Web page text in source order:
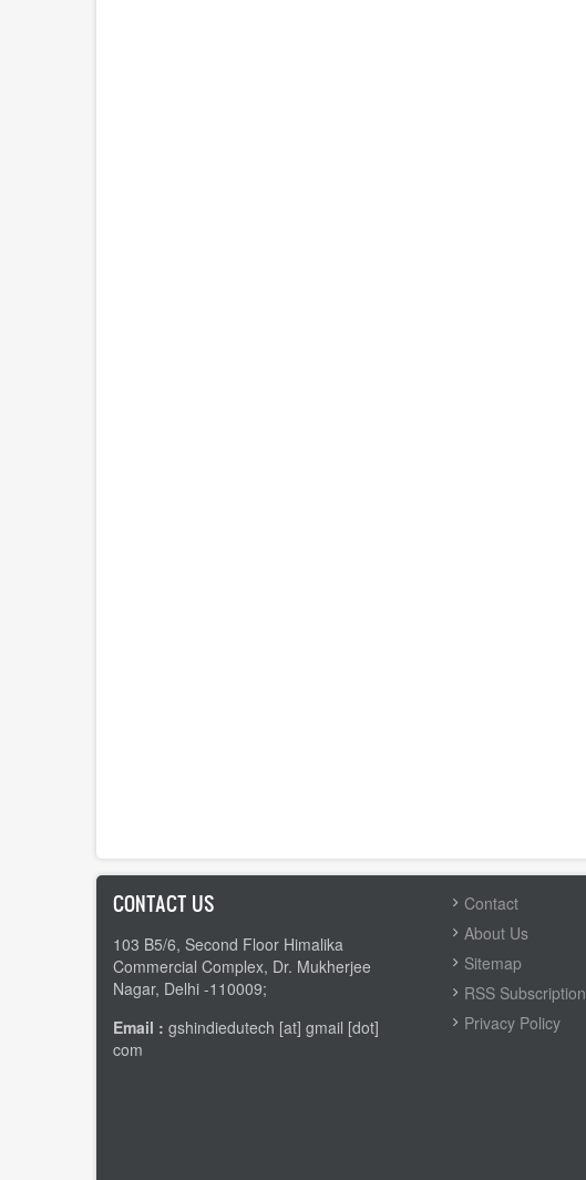
CONTACT US
103 B5/6, Second Floor Himalika
Commercial Complex, Dr. Mukherjee
Nagar, Delhi -110009;
Email : gshindiedutech [at] gmail [dot]
com
FOOTER
MENU
Contact
About Us
Sitemap
RSS Subscription
Privacy Policy